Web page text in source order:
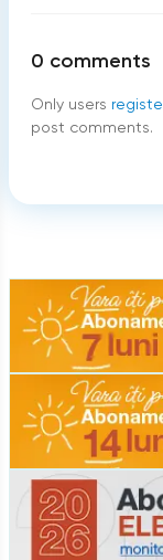
0 comments
Only users
post comments.